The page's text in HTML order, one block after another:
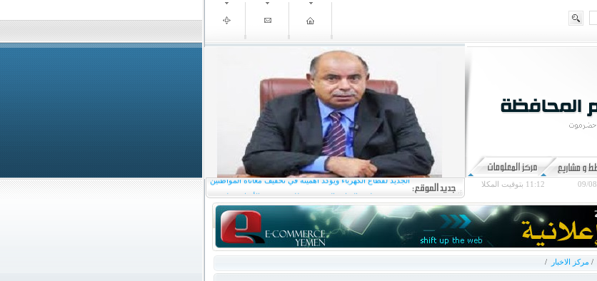
عضو مجلس القيادة محافظ حضرموت يثمّن الدعم السعودي
الجديد لقطاع الكهرباء ويؤكد أهميته في تخفيف معاناة المواطنين
عضو مجلس القيادة الخنبشي يطلع من وزير الأوقاف على
أوضاع الحجاج من أبناء حضرموت واليمن عامة
الخنبشي يهنئ القيادة السياسية والشعب بعيد الأضحى المبارك
ويؤكد المضي في ترسيخ الأمن ومواجهة التحديات الخدمية
11:12 بتوقيت المكلا
/ مركز الاخبار /